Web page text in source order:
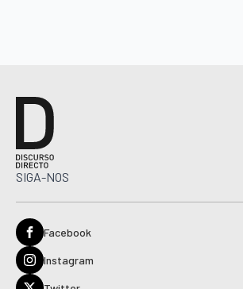
SIGA-NOS
Facebook
Instagram